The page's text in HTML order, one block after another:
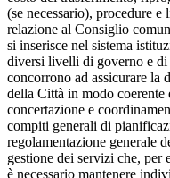
(se necessario), procedure
relazione al Consiglio
si inserisce nel sistema
diversi livelli di governo e di
concorrono ad assicurare la
della Città in modo
concertazione e
compiti generali di
regolamentazione generale
gestione dei servizi che, per
è necessario mantenere